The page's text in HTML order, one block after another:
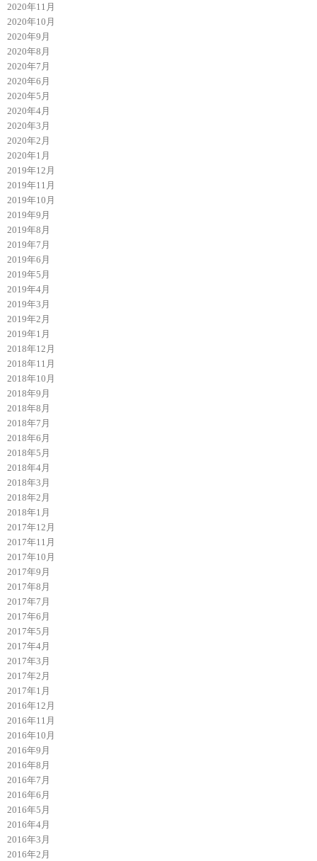
2020年11月
2020年10月
2020年9月
2020年8月
2020年7月
2020年6月
2020年5月
2020年4月
2020年3月
2020年2月
2020年1月
2019年12月
2019年11月
2019年10月
2019年9月
2019年8月
2019年7月
2019年6月
2019年5月
2019年4月
2019年3月
2019年2月
2019年1月
2018年12月
2018年11月
2018年10月
2018年9月
2018年8月
2018年7月
2018年6月
2018年5月
2018年4月
2018年3月
2018年2月
2018年1月
2017年12月
2017年11月
2017年10月
2017年9月
2017年8月
2017年7月
2017年6月
2017年5月
2017年4月
2017年3月
2017年2月
2017年1月
2016年12月
2016年11月
2016年10月
2016年9月
2016年8月
2016年7月
2016年6月
2016年5月
2016年4月
2016年3月
2016年2月